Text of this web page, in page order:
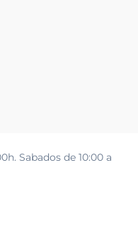
Sabados de 10:00 a